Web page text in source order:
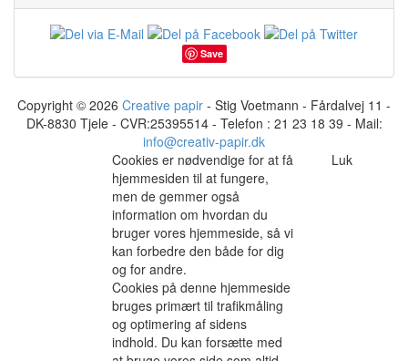
Save
Copyright © 2026 Creative papir - Stig Voetmann - Fårdalvej 11 -
DK-8830 Tjele - CVR:25395514 - Telefon : 21 23 18 39 - Mail:
info@creativ-papir.dk
Cookies er nødvendige for at få
hjemmesiden til at fungere,
men de gemmer også
information om hvordan du
bruger vores hjemmeside, så vi
kan forbedre den både for dig
og for andre.
Cookies på denne hjemmeside
bruges primært til trafikmåling
og optimering af sidens
indhold. Du kan forsætte med
Luk